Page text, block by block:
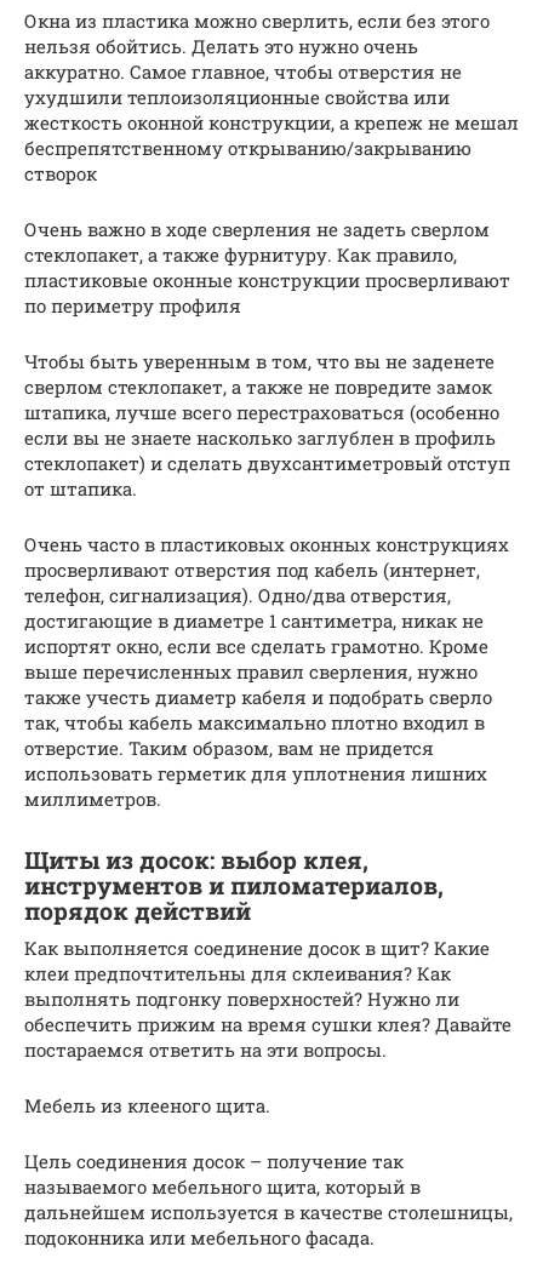
Окна из пластика можно сверлить, если без этого
нельзя обойтись. Делать это нужно очень
аккуратно. Самое главное, чтобы отверстия не
ухудшили теплоизоляционные свойства или
жесткость оконной конструкции, а крепеж не мешал
беспрепятственному открыванию/закрыванию
створок
Очень важно в ходе сверления не задеть сверлом
стеклопакет, а также фурнитуру. Как правило,
пластиковые оконные конструкции просверливают
по периметру профиля
Чтобы быть уверенным в том, что вы не заденете
сверлом стеклопакет, а также не повредите замок
штапика, лучше всего перестраховаться (особенно
если вы не знаете насколько заглублен в профиль
стеклопакет) и сделать двухсантиметровый отступ
от штапика.
Очень часто в пластиковых оконных конструкциях
просверливают отверстия под кабель (интернет,
телефон, сигнализация). Одно/два отверстия,
достигающие в диаметре 1 сантиметра, никак не
испортят окно, если все сделать грамотно. Кроме
выше перечисленных правил сверления, нужно
также учесть диаметр кабеля и подобрать сверло
так, чтобы кабель максимально плотно входил в
отверстие. Таким образом, вам не придется
использовать герметик для уплотнения лишних
миллиметров.
Щиты из досок: выбор клея,
инструментов и пиломатериалов,
порядок действий
Как выполняется соединение досок в щит? Какие
клеи предпочтительны для склеивания? Как
выполнять подгонку поверхностей? Нужно ли
обеспечить прижим на время сушки клея? Давайте
постараемся ответить на эти вопросы.
Мебель из клееного щита.
Цель соединения досок – получение так
называемого мебельного щита, который в
дальнейшем используется в качестве столешницы,
подоконника или мебельного фасада.